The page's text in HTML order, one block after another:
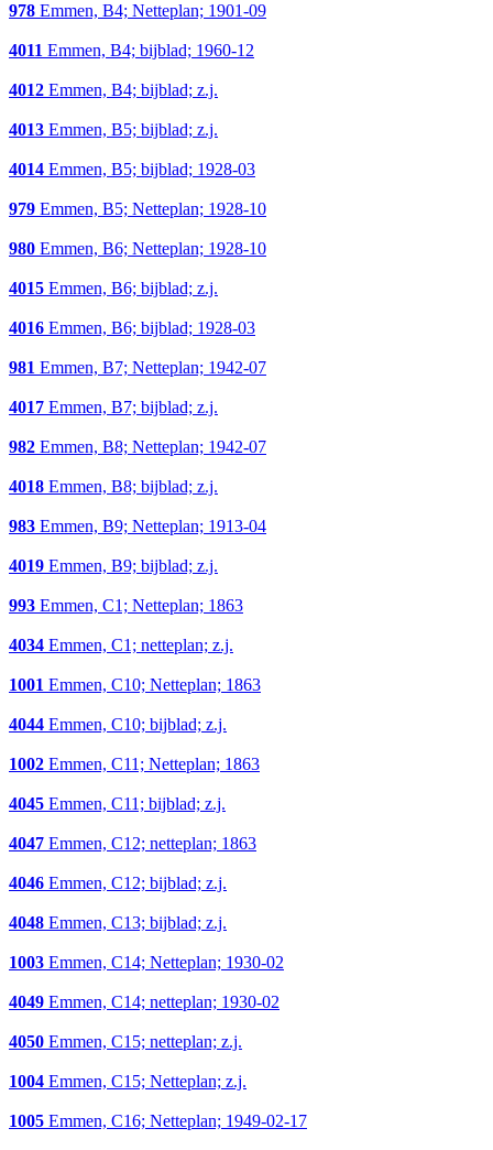
978 Emmen, B4; Netteplan; 1901-09
4011 Emmen, B4; bijblad; 1960-12
4012 Emmen, B4; bijblad; z.j.
4013 Emmen, B5; bijblad; z.j.
4014 Emmen, B5; bijblad; 1928-03
979 Emmen, B5; Netteplan; 1928-10
980 Emmen, B6; Netteplan; 1928-10
4015 Emmen, B6; bijblad; z.j.
4016 Emmen, B6; bijblad; 1928-03
981 Emmen, B7; Netteplan; 1942-07
4017 Emmen, B7; bijblad; z.j.
982 Emmen, B8; Netteplan; 1942-07
4018 Emmen, B8; bijblad; z.j.
983 Emmen, B9; Netteplan; 1913-04
4019 Emmen, B9; bijblad; z.j.
993 Emmen, C1; Netteplan; 1863
4034 Emmen, C1; netteplan; z.j.
1001 Emmen, C10; Netteplan; 1863
4044 Emmen, C10; bijblad; z.j.
1002 Emmen, C11; Netteplan; 1863
4045 Emmen, C11; bijblad; z.j.
4047 Emmen, C12; netteplan; 1863
4046 Emmen, C12; bijblad; z.j.
4048 Emmen, C13; bijblad; z.j.
1003 Emmen, C14; Netteplan; 1930-02
4049 Emmen, C14; netteplan; 1930-02
4050 Emmen, C15; netteplan; z.j.
1004 Emmen, C15; Netteplan; z.j.
1005 Emmen, C16; Netteplan; 1949-02-17